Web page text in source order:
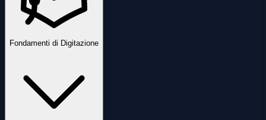
Fondamenti di Digitazione